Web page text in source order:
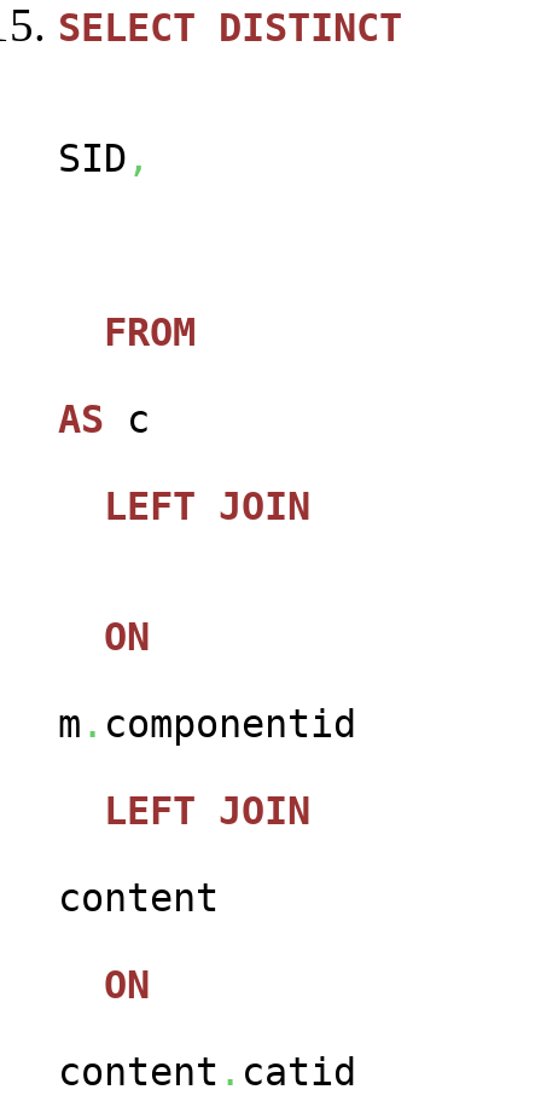
SELECT
DISTINCT
SID ,
FROM
AS c
LEFT JOIN
ON
m . componentid
LEFT JOIN
content
ON
content . catid